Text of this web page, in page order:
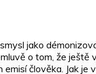
jako
o tom, že
člověka. Jak